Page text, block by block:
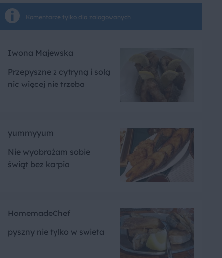
Komentarze tylko dla zalogowanych
Iwona Majewska
Przepyszne z cytryną i solą
nic więcej nie trzeba
yummyyum
Nie wyobrażam sobie
świąt bez karpia
HomemadeChef
pyszny nie tylko w swieta